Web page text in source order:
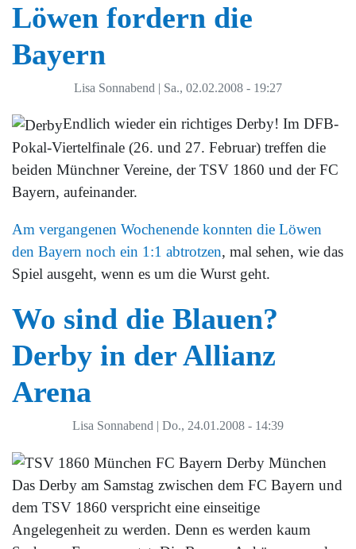
Löwen fordern die
Bayern
Lisa Sonnabend | Sa., 02.02.2008 - 19:27
Endlich wieder ein richtiges Derby! Im DFB-
Pokal-Viertelfinale (26. und 27. Februar) treffen die
beiden Münchner Vereine, der TSV 1860 und der FC
Bayern, aufeinander.
Am vergangenen Wochenende konnten die Löwen
den Bayern noch ein 1:1 abtrotzen, mal sehen, wie das
Spiel ausgeht, wenn es um die Wurst geht.
Wo sind die Blauen?
Derby in der Allianz
Arena
Lisa Sonnabend | Do., 24.01.2008 - 14:39
Das Derby am Samstag zwischen dem FC Bayern und
dem TSV 1860 verspricht eine einseitige
Angelegenheit zu werden. Denn es werden kaum